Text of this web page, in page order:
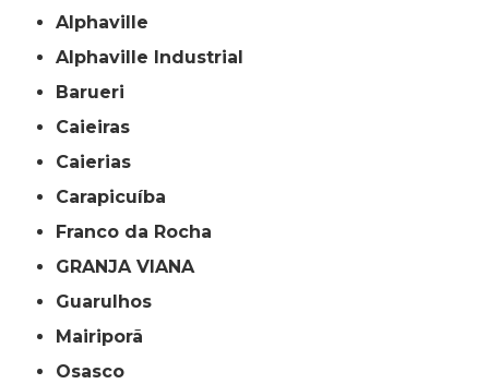
Alphaville
Alphaville Industrial
Barueri
Caieiras
Caierias
Carapicuíba
Franco da Rocha
GRANJA VIANA
Guarulhos
Mairiporã
Osasco